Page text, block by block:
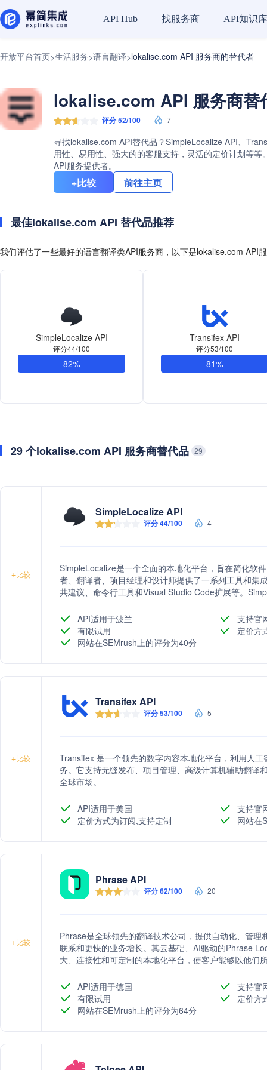
API Hub 找服务商 API知识库
开放平台首页>生活服务>语言翻译>lokalise.com API 服务商的替代者
lokalise.com API 服务商替
评分 52/100 7
寻找lokalise.com API替代品？SimpleLocalize API、
用性、易用性、强大的的客服支持，灵活的定价计划等
API服务提供者。
+比较 前往主页
最佳lokalise.com API 替代品推荐
我们评估了一些最好的语言翻译类API服务商，以下是lokalise.com API
SimpleLocalize API
评分44/100
82%
Transifex API
评分53/100
81%
29 个lokalise.com API 服务商替代品 29
+比较
SimpleLocalize API
评分 44/100 4
SimpleLocalize是一个全面的本地化平台，旨在简化软
者、翻译者、项目经理和设计师提供了一系列工具和集
共建议、命令行工具和Visual Studio Code扩展等。
API适用于波兰
支持官
有限试用
定价方
网站在SEMrush上的评分为40分
+比较
Transifex API
评分 53/100 5
Transifex 是一个领先的数字内容本地化平台，利用人
务。它支持无缝发布、项目管理、高级计算机辅助翻译
全球市场。
API适用于美国
支持官
定价方式为订阅,支持定制
网站在
+比较
Phrase API
评分 62/100 20
Phrase是全球领先的翻译技术公司，提供自动化、管
联系和更快的业务增长。其云基础、AI驱动的Phrase
大、连接性和可定制的本地化平台，使客户能够以他们
大化质量。此外，Phrase还提供深入的分析工具和定
策。
API适用于德国
支持官
有限试用
定价方
网站在SEMrush上的评分为64分